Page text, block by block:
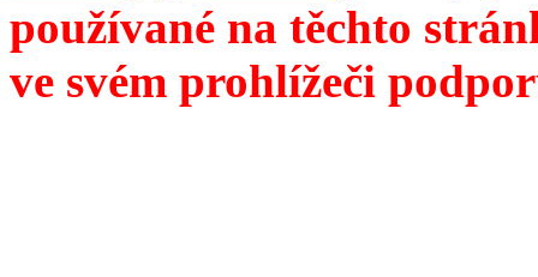
používané na těchto
ve svém prohlížeči